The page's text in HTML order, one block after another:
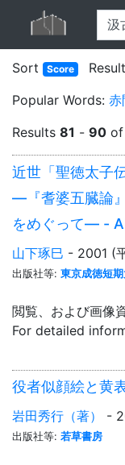
Sort
Score Result
Popular Words: 赤
Results 81 - 90 of
近世「聖徳太子
―『耆婆五臓論
をめぐって― -
山下琢巳 - 2001 (
出版社等: 東京成徳短
閲覧、および画像
For detailed
役者似顔絵と黄
岩田秀行（著） -
出版社等: 若草書房